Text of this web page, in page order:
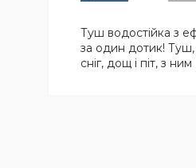
Туш водостійка з
за один дотик! Туш,
сніг, дощ і піт, з